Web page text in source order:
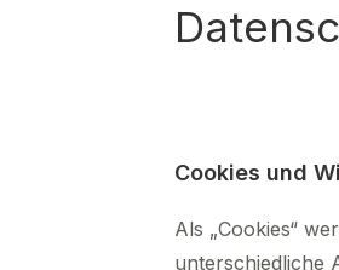
Cookies und
Als „Cookies“
unterschiedliche